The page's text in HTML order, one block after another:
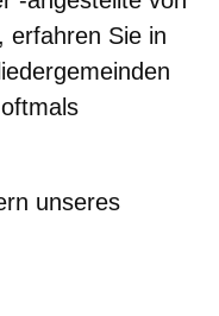
erfahren Sie in
unseres